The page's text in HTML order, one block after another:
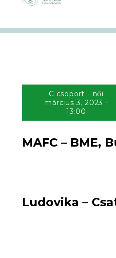
C csoport - női
március 3, 2023 -
13:00
MAFC – BME,
Ludovika –